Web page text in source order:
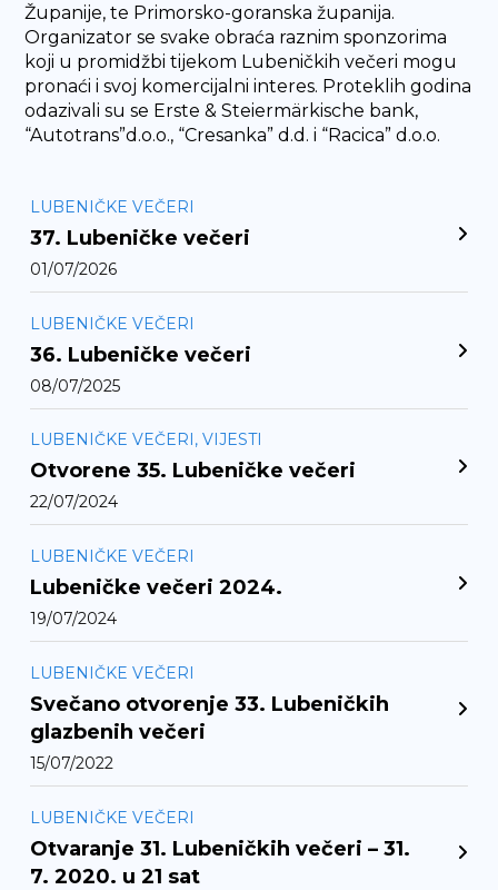
Županije, te Primorsko-goranska županija.
Organizator se svake obraća raznim sponzorima
koji u promidžbi tijekom Lubeničkih večeri mogu
pronaći i svoj komercijalni interes. Proteklih godina
odazivali su se Erste & Steiermärkische bank,
“Autotrans”d.o.o., “Cresanka” d.d. i “Racica” d.o.o.
LUBENIČKE VEČERI
01/07/2026
37. Lubeničke večeri
LUBENIČKE VEČERI
08/07/2025
36. Lubeničke večeri
LUBENIČKE VEČERI ,VIJESTI
22/07/2024
Otvorene 35. Lubeničke večeri
LUBENIČKE VEČERI
19/07/2024
Lubeničke večeri 2024.
LUBENIČKE VEČERI
15/07/2022
Svečano otvorenje 33. Lubeničkih
glazbenih večeri
LUBENIČKE VEČERI
Otvaranje 31. Lubeničkih večeri – 31.
7. 2020. u 21 sat